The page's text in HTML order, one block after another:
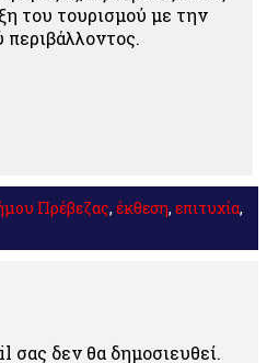
του τουρισμού με την
Πρέβεζας, έκθεση, επιτυχία,
σας δεν θα δημοσιευθεί.